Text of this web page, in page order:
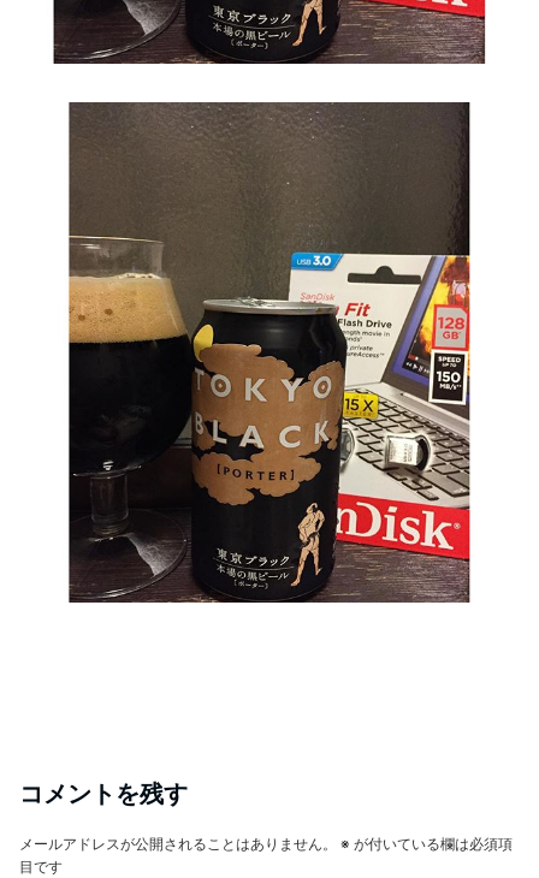
コメントを残す
メールアドレスが公開されることはありません。 ※ が付いている欄は必須項
目です